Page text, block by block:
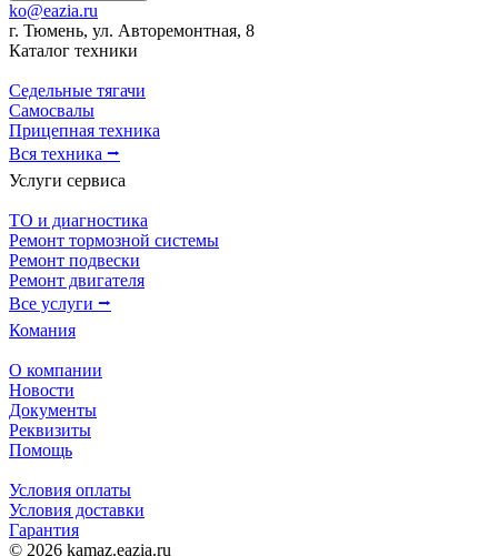
ko@eazia.ru
г. Тюмень, ул. Авторемонтная, 8
Каталог техники
Седельные тягачи
Самосвалы
Прицепная техника
Вся техника ⭢
Услуги сервиса
ТО и диагностика
Ремонт тормозной системы
Ремонт подвески
Ремонт двигателя
Все услуги ⭢
Комания
О компании
Новости
Документы
Реквизиты
Помощь
Условия оплаты
Условия доставки
Гарантия
© 2026 kamaz.eazia.ru